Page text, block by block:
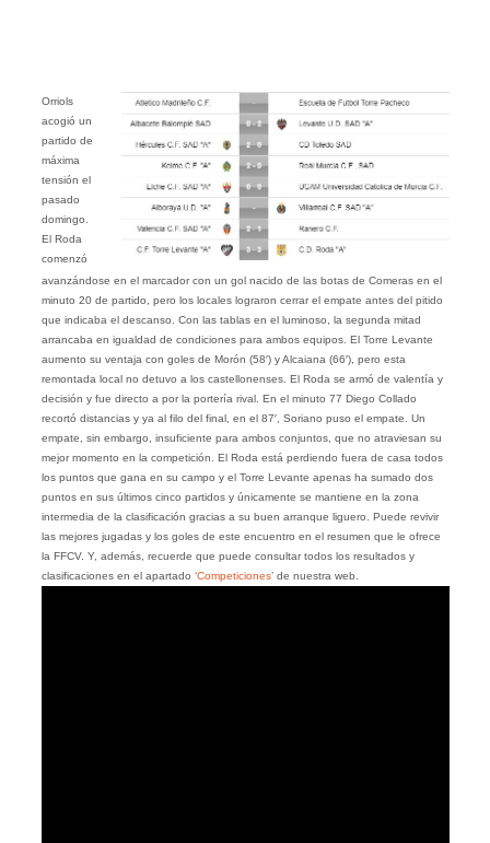
Orriols
acogió un
partido de
máxima
tensión el
pasado
domingo.
El Roda
comenzó
avanzándose en el marcador con un gol nacido de las botas de Comeras en el
minuto 20 de partido, pero los locales lograron cerrar el empate antes del pitido
que indicaba el descanso. Con las tablas en el luminoso, la segunda mitad
arrancaba en igualdad de condiciones para ambos equipos. El Torre Levante
aumento su ventaja con goles de Morón (58′) y Alcaiana (66′), pero esta
remontada local no detuvo a los castellonenses. El Roda se armó de valentía y
decisión y fue directo a por la portería rival. En el minuto 77 Diego Collado
recortó distancias y ya al filo del final, en el 87′, Soriano puso el empate. Un
empate, sin embargo, insuficiente para ambos conjuntos, que no atraviesan su
mejor momento en la competición. El Roda está perdiendo fuera de casa todos
los puntos que gana en su campo y el Torre Levante apenas ha sumado dos
puntos en sus últimos cinco partidos y únicamente se mantiene en la zona
intermedia de la clasificación gracias a su buen arranque liguero. Puede revivir
las mejores jugadas y los goles de este encuentro en el resumen que le ofrece
la FFCV. Y, además, recuerde que puede consultar todos los resultados y
clasificaciones en el apartado ‘Competiciones’ de nuestra web.